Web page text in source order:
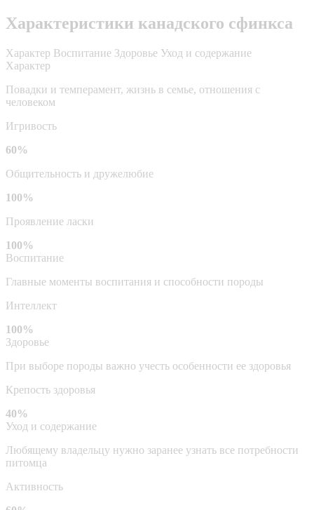
Характеристики канадского сфинкса
Характер Воспитание Здоровье Уход и содержание
Характер
Повадки и темперамент, жизнь в семье, отношения с
человеком
Игривость
60%
Общительность и дружелюбие
100%
Проявление ласки
100%
Воспитание
Главные моменты воспитания и способности породы
Интеллект
100%
Здоровье
При выборе породы важно учесть особенности ее здоровья
Крепость здоровья
40%
Уход и содержание
Любящему владельцу нужно заранее узнать все потребности
питомца
Активность